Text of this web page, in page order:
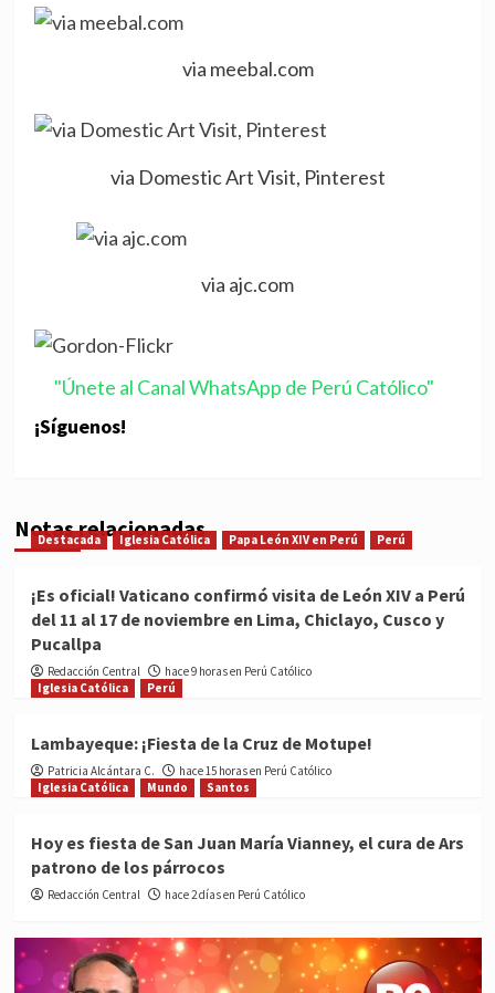
via meebal.com
via Domestic Art Visit, Pinterest
via ajc.com
"Únete al Canal WhatsApp de Perú Católico"
¡Síguenos!
Notas relacionadas
Destacada Iglesia Católica Papa León XIV en Perú Perú
¡Es oficial! Vaticano confirmó visita de León XIV a Perú
del 11 al 17 de noviembre en Lima, Chiclayo, Cusco y
Pucallpa
Redacción Central
hace 9 horas en Perú Católico
Iglesia Católica
Perú
Lambayeque: ¡Fiesta de la Cruz de Motupe!
Patricia Alcántara C.
hace 15 horas en Perú Católico
Iglesia Católica
Mundo Santos
Hoy es fiesta de San Juan María Vianney, el cura de Ars
patrono de los párrocos
Redacción Central hace 2 días en Perú Católico